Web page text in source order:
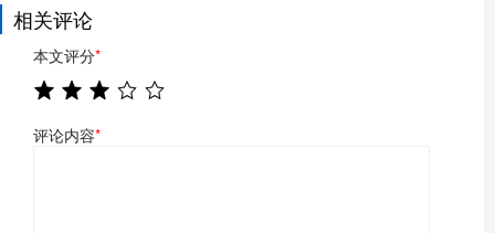
相关评论
本文评分*
评论内容*